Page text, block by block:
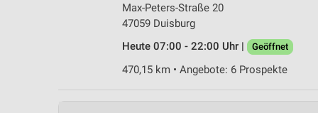
Max-Peters-Straße 20
47059 Duisburg
Heute 07:00 - 22:00 Uhr |
Geöffnet
470,15 km • Angebote: 6 Prospekte